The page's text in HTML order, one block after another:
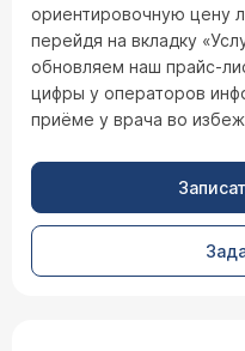
ориентировочную цену
перейдя на вкладку
обновляем наш прайс-
цифры у операторов
приёме у врача во